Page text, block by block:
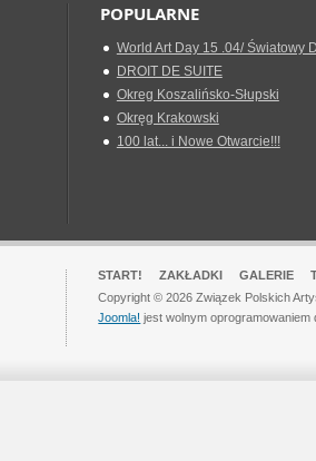
POPULARNE
World Art Day 15 .04/ Światowy
DROIT DE SUITE
Okreg Koszalińsko-Słupski
Okręg Krakowski
100 lat... i Nowe Otwarcie!!!
START! ZAKŁADKI GALERIE
Copyright © 2026 Związek Polskich
Joomla! jest wolnym